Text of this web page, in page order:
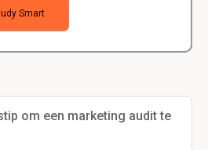
Smart
om een marketing audit te